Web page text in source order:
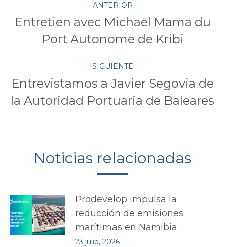
entre
ANTERIOR
anterior:
Entretien avec Michaël Mama du
Port Autonome de Kribi
SIGUIENTE
Publicación
siguiente:
Entrevistamos a Javier Segovia de
la Autoridad Portuaria de Baleares
Noticias relacionadas
Prodevelop impulsa la
reducción de emisiones
marítimas en Namibia
23 julio, 2026